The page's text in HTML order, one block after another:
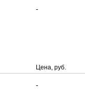
-
Цена, руб.
-